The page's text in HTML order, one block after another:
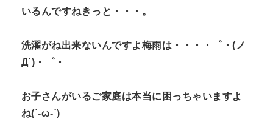
いるんですねきっと・・・。
洗濯がね出来ないんですよ梅雨は・・・・゜・(ノ
Д`)・゜・
お子さんがいるご家庭は本当に困っちゃいますよ
ね(´-ω-`)